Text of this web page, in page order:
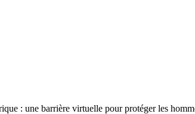
: une barrière virtuelle pour protéger les